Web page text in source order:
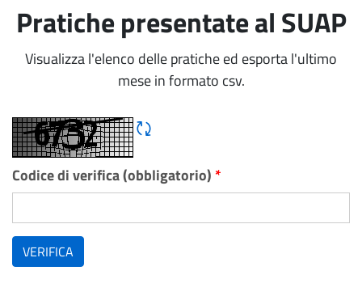
Pratiche presentate al SUAP
Visualizza l'elenco delle pratiche ed esporta l'ultimo
mese in formato csv.
Rigene CAPTCHA
Codice di verifica (obbligatorio) *
VERIFICA